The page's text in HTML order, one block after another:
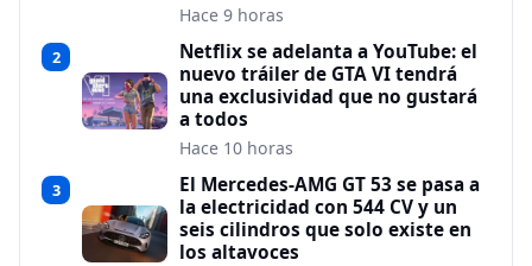
Hace 9 horas
2
Netflix se adelanta a YouTube: el
nuevo tráiler de GTA VI tendrá
una exclusividad que no gustará
a todos
Hace 10 horas
3
El Mercedes-AMG GT 53 se pasa a
la electricidad con 544 CV y un
seis cilindros que solo existe en
los altavoces